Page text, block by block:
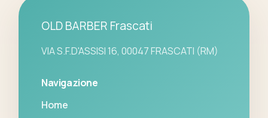
OLD BARBER Frascati
VIA S.F.D'ASSISI 16, 00047 FRASCATI (RM)
Navigazione
Home